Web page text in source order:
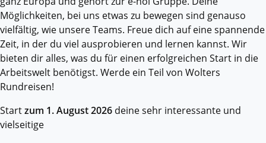
Möglichkeiten, bei uns etwas zu bewegen sind genauso
vielfältig, wie unsere Teams. Freue dich auf eine spannende
Zeit, in der du viel ausprobieren und lernen kannst. Wir
bieten dir alles, was du für einen erfolgreichen Start in die
Arbeitswelt benötigst. Werde ein Teil von Wolters
Rundreisen!
Startzum 1. August 2026 deine sehr interessante und
vielseitige